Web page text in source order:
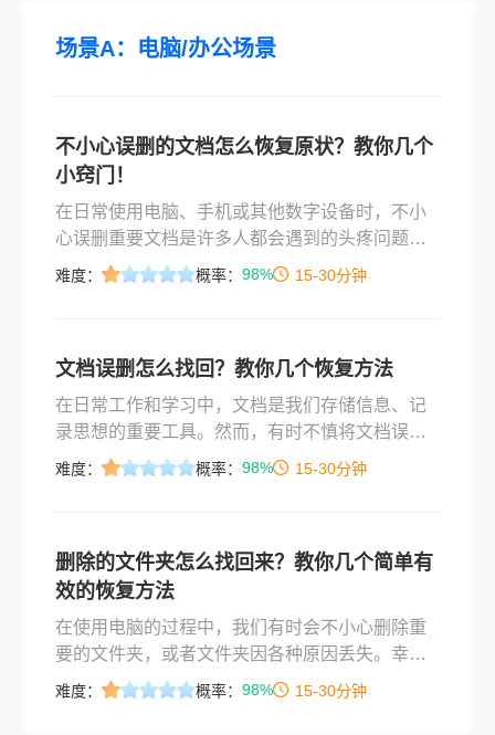
场景A：电脑/办公场景
不小心误删的文档怎么恢复原状？教你几个
小窍门！
在日常使用电脑、手机或其他数字设备时，不小
心误删重要文档是许多人都会遇到的头疼问题。
这些文档可能包含工作资料、学习笔记、珍贵照
复原状呢？本文将为您提供一份详细的指南，帮
助您在不慎误删文档后，尽可能恢复其原状。
难度： 概率： 98% 15-30分钟
文档误删怎么找回？教你几个恢复方法
在日常工作和学习中，文档是我们存储信息、记
录思想的重要工具。然而，有时不慎将文档误
删，可能会带来不小的麻烦。幸运的是，即使文
迅速采取行动，尽可能恢复丢失的数据。
难度： 概率： 98% 15-30分钟
删除的文件夹怎么找回来？教你几个简单有
效的恢复方法
在使用电脑的过程中，我们有时会不小心删除重
要的文件夹，或者文件夹因各种原因丢失。幸运
的是，有许多方法可以帮助您恢复这些文件夹。
难度： 概率： 98% 15-30分钟